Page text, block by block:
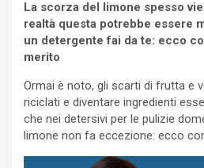
La scorza del limone spesso
realtà questa potrebbe essere
un detergente fai da te: ecco
merito
Ormai è noto, gli scarti di frutta e
riciclati e diventare ingredienti
che nei detersivi per le pulizie
limone non fa eccezione: ecco